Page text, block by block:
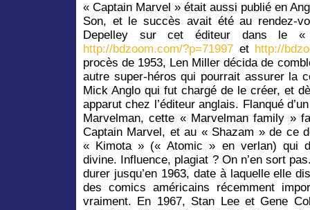
« Captain Marvel » était aussi publié en
Son, et le succès avait été au rendez-
Depelley sur cet éditeur dans le
http://bdzoom.com/?p=71997 et http://
procès de 1953, Len Miller décida de
autre super-héros qui pourrait assurer la
Mick Anglo qui fut chargé de le créer, et
apparut chez l’éditeur anglais. Flanqué
Marvelman, cette « Marvelman family »
Captain Marvel, et au « Shazam » de ce
« Kimota » (« Atomic » en verlan) qui
divine. Influence, plagiat ? On n’en sort
durer jusqu’en 1963, date à laquelle elle
des comics américains récemment
vraiment. En 1967, Stan Lee et Gene